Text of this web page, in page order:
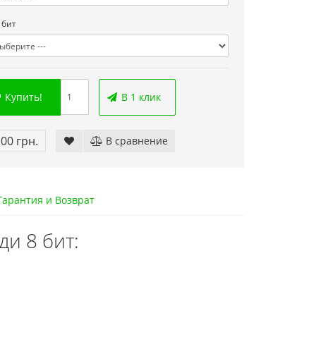
Купить! В 1 клик
грн. В сравнение
и Возврат
8 бит: